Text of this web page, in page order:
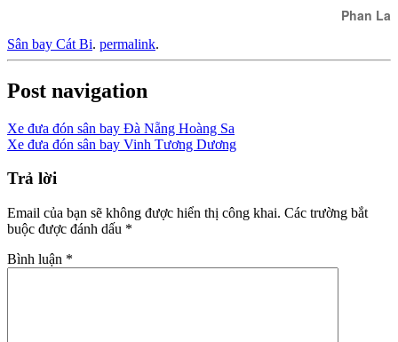
Phan La
Sân bay Cát Bi. permalink.
Post navigation
Xe đưa đón sân bay Đà Nẵng Hoàng Sa
Xe đưa đón sân bay Vinh Tương Dương
Trả lời
Email của bạn sẽ không được hiển thị công khai. Các trường bắt
buộc được đánh dấu *
Bình luận *